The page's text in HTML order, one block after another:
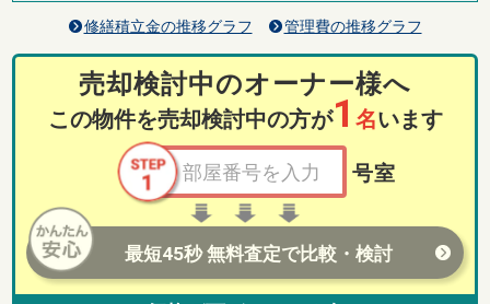
修繕積立金の推移グラフ 管理費の推移グラフ
売却検討中のオーナー様へ
この物件を売却検討中の方が1 名います
号室
最短45秒 無料査定で比較・検討